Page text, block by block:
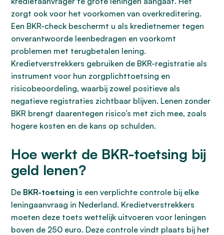
zorgt ook voor het voorkomen van overkreditering.
Een BKR-check beschermt u als kredietnemer tegen
onverantwoorde leenbedragen en voorkomt
problemen met terugbetalen lening.
Kredietverstrekkers gebruiken de BKR-registratie als
instrument voor hun zorgplichttoetsing en
risicobeoordeling, waarbij zowel positieve als
negatieve registraties zichtbaar blijven. Lenen zonder
BKR brengt daarentegen risico’s met zich mee, zoals
hogere kosten en de kans op schulden.
Hoe werkt de BKR-toetsing bij
geld lenen?
De BKR-toetsing is een verplichte controle bij elke
leningaanvraag in Nederland. Kredietverstrekkers
moeten deze toets wettelijk uitvoeren voor leningen
boven de 250 euro. Deze controle vindt plaats bij het